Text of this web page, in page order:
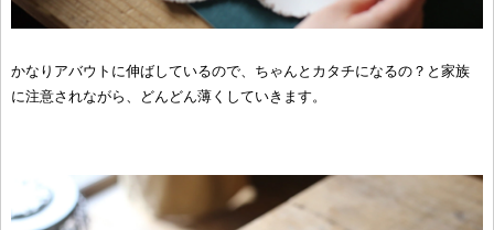
かなりアバウトに伸ばしているので、ちゃんとカタチになるの？と家族
に注意されながら、どんどん薄くしていきます。